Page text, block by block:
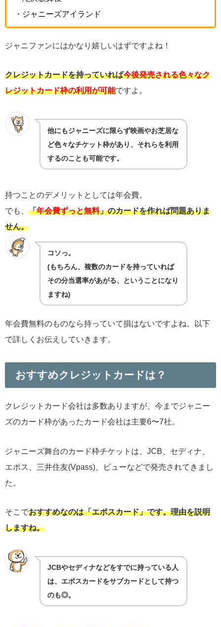
・ジャニーズアイランド
ジャニファンにはかなり嬉しいはずですよね！
クレジットカードを持っていれば今後発売される色々なク
レジットカード枠の利用が可能ですよ。
他にもジャニーズに限らず映画やお芝居な
ど色々なチケット枠があり、それらを利用
するのことも可能です。
持つことのデメリットとしては年会費。
でも、 「年会費ずっと無料」のカードを作れば問題ありま
せん。
コソっ。
(もちろん、複数のカードを持っていれば
その分当選率があがる、ということになり
ますね)
年会費無料のものなら持っていて損はないですよね。以下
で詳しくお伝えしていきます。
おすすめクレジットカードは？
クレジットカード会社は多数ありますが、今までジャニー
ズのカード枠があったカード会社は主要6〜7社。
ジャニーズ舞台のカード枠チケットは、JCB、セディナ、
エポス、三井住友(Vpass)、ビューなどで発売されてきまし
た。
そこでおすすめなのは「エポスカード」です。理由を説明
しますね。
JCBやセディナなどをすでに持っている人
は、エポスカードをサブカードとして持つ
のも◎。